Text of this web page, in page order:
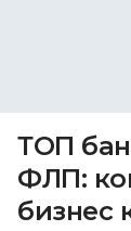
ТОП
ФЛП:
бизнес